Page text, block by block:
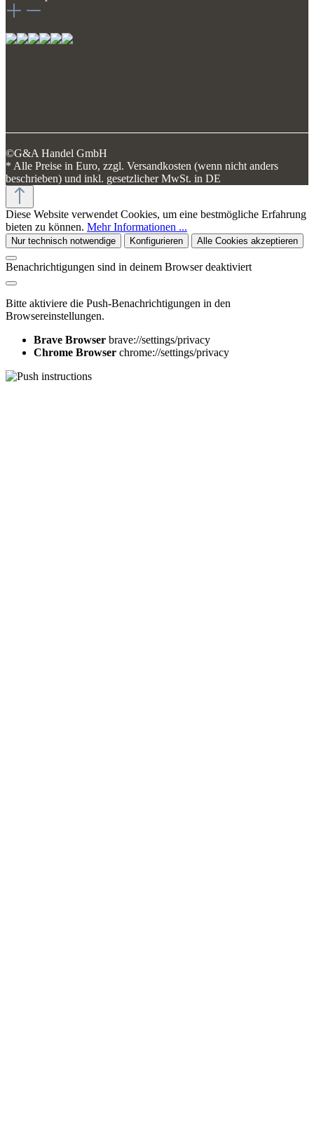
©G&A Handel GmbH
* Alle Preise in Euro, zzgl. Versandkosten (wenn nicht anders
beschrieben) und inkl. gesetzlicher MwSt. in DE
Diese Website verwendet Cookies, um eine bestmögliche Erfahrung
bieten zu können. Mehr Informationen ...
Nur technisch notwendige Konfigurieren Alle Cookies akzeptieren
Benachrichtigungen sind in deinem Browser deaktiviert
Bitte aktiviere die Push-Benachrichtigungen in den
Browsereinstellungen.
Brave Browser brave://settings/privacy
Chrome Browser chrome://settings/privacy